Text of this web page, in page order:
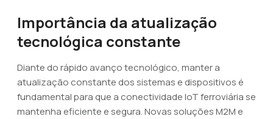
Importância da atualização
tecnológica constante
Diante do rápido avanço tecnológico, manter a
atualização constante dos sistemas e dispositivos é
fundamental para que a conectividade IoT ferroviária se
mantenha eficiente e segura. Novas soluções M2M e